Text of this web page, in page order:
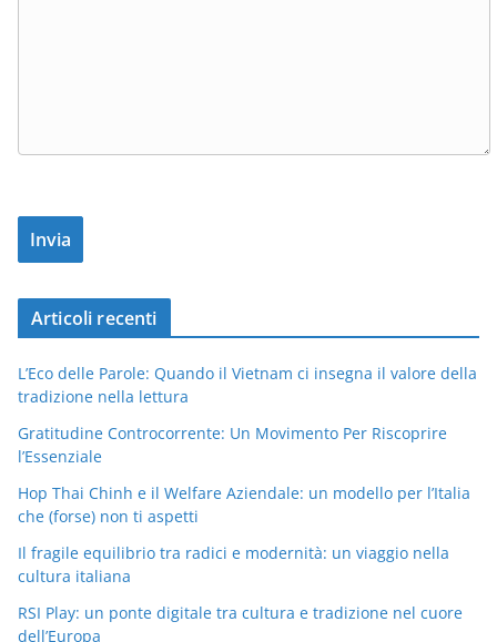
Articoli recenti
L’Eco delle Parole: Quando il Vietnam ci insegna il valore della
tradizione nella lettura
Gratitudine Controcorrente: Un Movimento Per Riscoprire
l’Essenziale
Hop Thai Chinh e il Welfare Aziendale: un modello per l’Italia
che (forse) non ti aspetti
Il fragile equilibrio tra radici e modernità: un viaggio nella
cultura italiana
RSI Play: un ponte digitale tra cultura e tradizione nel cuore
dell’Europa